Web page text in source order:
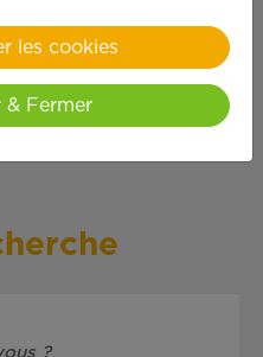
y met du
!
les cookies
& Fermer